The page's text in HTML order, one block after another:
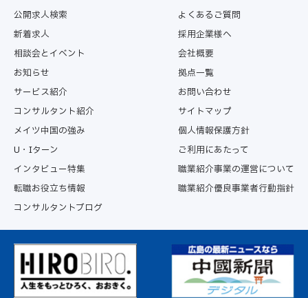
申込み日から2年間を上限に提供するものとします。な
人者に入社した場合、入社日をもって当該利用者への本サ
ービスを終了するものとします。利用者から本サービス提
供の終了のお申し出を受けた場合についても、合理的な範
囲で速やかに終了させていただきます。
第5条（本サービスの変更・中断・終了）
当社は、事業運営上やむを得ない場合は、利用者に何ら通
知することなく、また利用者の承諾を得ることなく本サー
ビスの全部もしくは一部を変更、または一時中断すること
ができるものとします。また、一定の告知期間をもって利
とができるものとします。
第6条（本サービス提供の終了事由）
当社は、利用者が以下に該当すると判断した場合は、利用
者に対して催告を要することなく、直ちに本サービスの提
供を終了することができるものとします。
公開求人検索
新着求人
相談会とイベント
お知らせ
サービス紹介
コンサルタント紹介
メイツ中国の強み
U・Iターン
インタビュー特集
転職お役立ち情報
コンサルタントブログ
よくあるご質問
採用企業様へ
会社概要
拠点一覧
お問い合わせ
サイトマップ
個人情報保護方針
ご利用にあたって
職業紹介事業の運営について
職業紹介優良事業者行動指針